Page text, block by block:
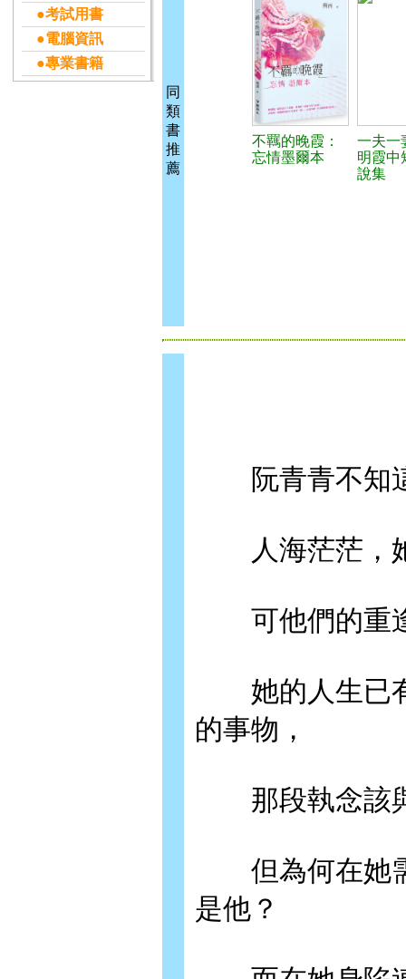
●考試用書
●電腦資訊
●專業書籍
同
類
書
推
薦
不羈的晚霞：
忘情墨爾本
一夫一
明霞中
說集
阮青青不知
人海茫茫，她
可他們的重逢
她的人生已有
的事物，
那段執念該與
但為何在她需
是他？